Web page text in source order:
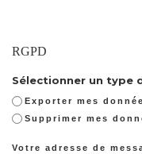
RGPD
Sélectionner un type
Exporter mes
Supprimer mes
Votre adresse de